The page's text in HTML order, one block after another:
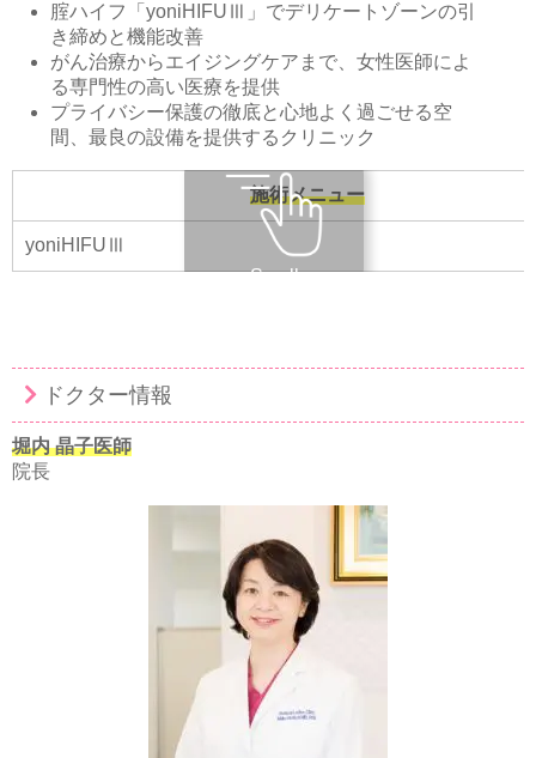
腟ハイフ「yoniHIFUⅢ」でデリケートゾーンの引
き締めと機能改善
がん治療からエイジングケアまで、女性医師によ
る専門性の高い医療を提供
プライバシー保護の徹底と心地よく過ごせる空
間、最良の設備を提供するクリニック
施術メニュー
yoniHIFUⅢ
Scroll
ドクター情報
堀内 晶子医師
院長